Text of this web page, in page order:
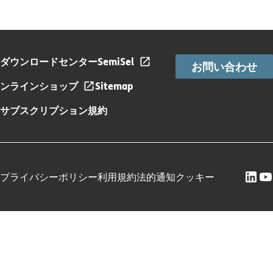
ダウンロードセンターSemiSel
ンラインショップ
Sitemap
サブスクリプション規約
お問い合わせ
プライバシーポリシー利用規約法的通知クッキー